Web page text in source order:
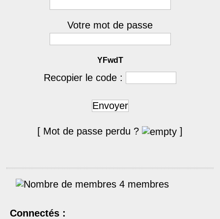
Votre mot de passe
YFwdT
Recopier le code :
Envoyer
[ Mot de passe perdu ? ]
4 membres
Connectés :